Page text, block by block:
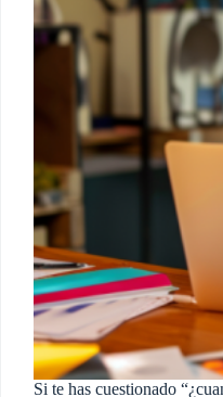
Si te has cuestionado